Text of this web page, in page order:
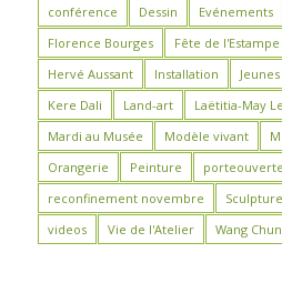
conférence
Dessin Evénements
Florence Bourges
Fête de l'Estampe
Hervé Aussant
Installation Jeunes
Kere Dali
Land-art Laëtitia-May
Mardi au Musée
Modèle vivant
Orangerie
Peinture porteouverte
reconfinement novembre
Sculpture
videos
Vie de l'Atelier Wang